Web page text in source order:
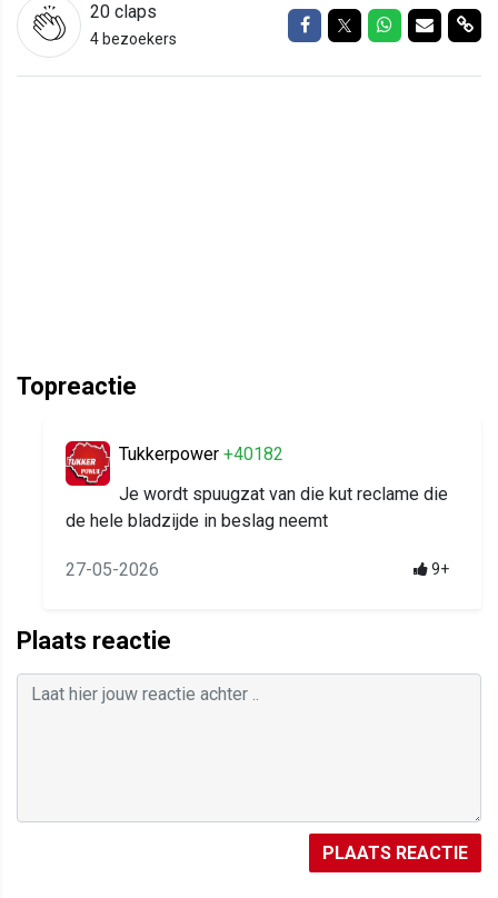
20 claps
4 bezoekers
Delen op Facebook
Delen op Twitter
Delen op
Delen
Topreactie
Tukkerpower +40182
Je wordt spuugzat van die kut reclame die
de hele bladzijde in beslag neemt
27-05-2026 9+
Plaats reactie
PLAATS REACTIE